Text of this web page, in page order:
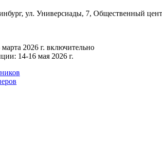
ул. Универсиады, 7, Общественный
2026 г. включительно
14-16 мая 2026 г.